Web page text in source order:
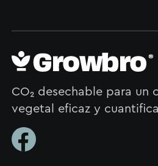
CO₂ desechable para un
vegetal eficaz y